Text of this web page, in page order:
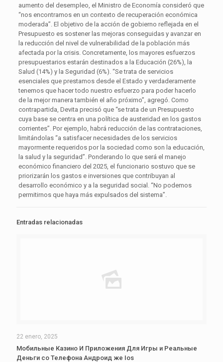
aumento del desempleo, el Ministro de Economía consideró que
“nos encontramos en un contexto de recuperación económica
moderada”. El objetivo de la acción de gobierno reflejada en el
Presupuesto es sostener las mejoras conseguidas y avanzar en
la reducción del nivel de vulnerabilidad de la población más
afectada por la crisis. Concretamente, los mayores esfuerzos
presupuestarios estarán destinados a la Educación (26%), la
Salud (14%) y la Seguridad (6%). “Se trata de servicios
esenciales que prestamos desde el Estado y verdaderamente
tenemos que hacer todo nuestro esfuerzo para poder hacerlo
de la mejor manera también el año próximo”, agregó. Como
contrapartida, Devita precisó que “se trata de un Presupuesto
cuya base se centra en una política de austeridad en los gastos
corrientes”. Por ejemplo, habrá reducción de las contrataciones,
limitándolas “a satisfacer necesidades de los servicios
mayormente requeridos por la sociedad como son la educación,
la salud y la seguridad”. Ponderando lo que será el manejo
económico financiero del 2025, el funcionario sostuvo que se
priorizarán los gastos e inversiones que contribuyan al
desarrollo económico y a la seguridad social. “No podemos
permitirnos que haya más expulsados del sistema”.
Entradas relacionadas
22 enero, 2025
Мобильные Казино И Приложения Для Игры и Реальные
Деньги со Телефона Андроид же Ios